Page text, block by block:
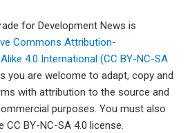
for Development News is
Commons Attribution-
4.0 International (CC BY-NC-SA
you are welcome to adapt, copy and
with attribution to the source and
purposes. You must also
BY-NC-SA 4.0 license.